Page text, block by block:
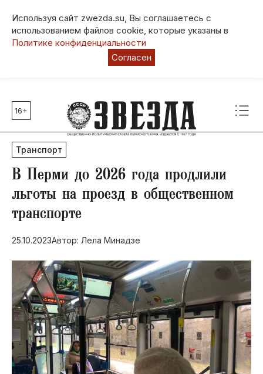
Используя сайт zwezda.su, Вы соглашаетесь с
использованием файлов cookie, которые указаны в
Политике конфиденциальности
Согласен
Главные темы
80 лет Победы
Молодежная столица РФ
СВО
Социальная поддержка
Инфраструктура
Благоустройство
16+
Транспорт
В Перми до 2026 года продлили
льготы на проезд в общественном
транспорте
25.10.2023Автор: Лела Минадзе